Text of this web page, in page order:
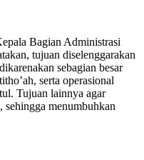
Bagian Administrasi
tujuan diselenggarakan
sebagian besar
serta operasional
Tujuan lainnya agar
sehingga menumbuhkan